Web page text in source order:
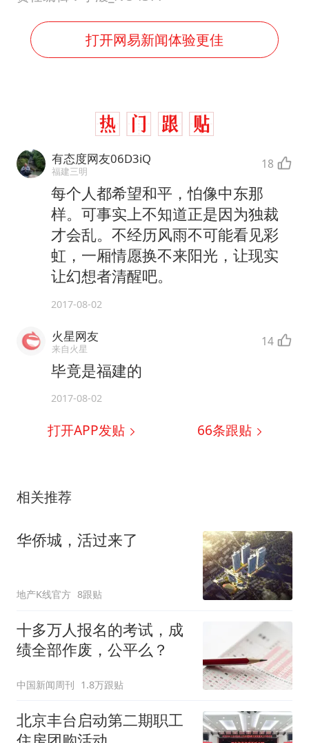
打开网易新闻体验更佳
有态度网友06D3iQ
福建三明 18
每个人都希望和平，怕像中东那
样。可事实上不知道正是因为独裁
才会乱。不经历风雨不可能看见彩
虹，一厢情愿换不来阳光，让现实
让幻想者清醒吧。
2017-08-02
火星网友
来自火星 14
毕竟是福建的
2017-08-02
打开APP发贴 66条跟贴
相关推荐
华侨城，活过来了
地产K线官方 8跟贴
十多万人报名的考试，成
绩全部作废，公平么？
中国新闻周刊 1.8万跟贴
北京丰台启动第二期职工